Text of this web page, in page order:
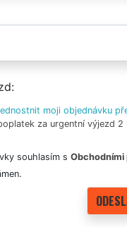
moji objednávku
za urgentní výjezd 2
souhlasím s Obchodními